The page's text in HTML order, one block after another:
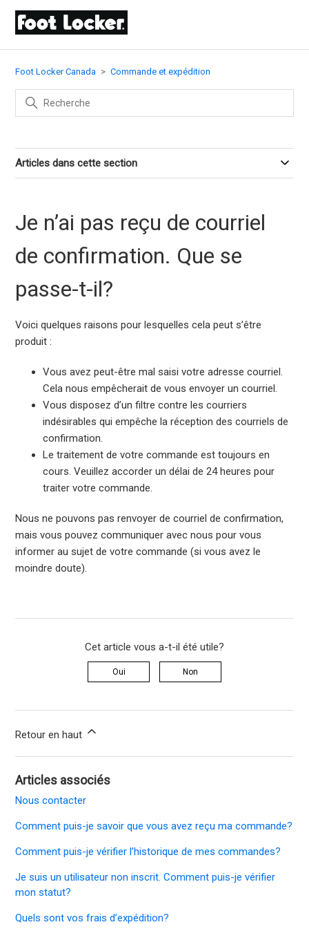
Foot Locker Canada Commande et expédition
Articles dans cette section
Je n’ai pas reçu de courriel
de confirmation. Que se
passe-t-il?
Voici quelques raisons pour lesquelles cela peut s’être
produit :
Vous avez peut-être mal saisi votre adresse courriel.
Cela nous empêcherait de vous envoyer un courriel.
Vous disposez d’un filtre contre les courriers
indésirables qui empêche la réception des courriels de
confirmation.
Le traitement de votre commande est toujours en
cours. Veuillez accorder un délai de 24 heures pour
traiter votre commande.
Nous ne pouvons pas renvoyer de courriel de confirmation,
mais vous pouvez communiquer avec nous pour vous
informer au sujet de votre commande (si vous avez le
moindre doute).
Cet article vous a-t-il été utile?
Oui Non
Retour en haut
Articles associés
Nous contacter
Comment puis-je savoir que vous avez reçu ma commande?
Comment puis-je vérifier l’historique de mes commandes?
Je suis un utilisateur non inscrit. Comment puis-je vérifier
mon statut?
Quels sont vos frais d’expédition?